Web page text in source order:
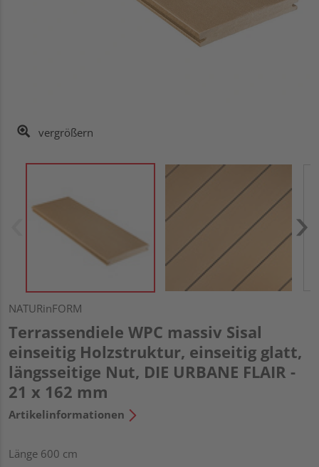
vergrößern
NATURinFORM
Terrassendiele WPC massiv Sisal
einseitig Holzstruktur, einseitig glatt,
längsseitige Nut, DIE URBANE FLAIR -
21 x 162 mm
Artikelinformationen
Länge 600 cm